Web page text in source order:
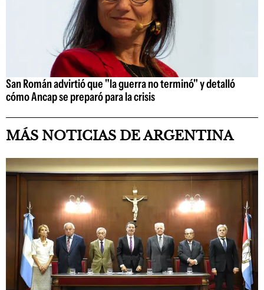
San Román advirtió que "la guerra no terminó" y detalló
cómo Ancap se preparó para la crisis
MÁS NOTICIAS DE ARGENTINA